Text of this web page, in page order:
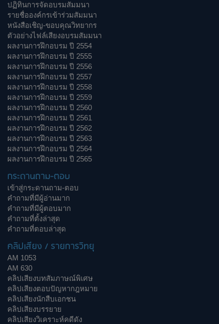
ปฏิทินการจัดอบรมสัมมนา
รายชื่อองค์กรเข้าร่วมสัมมนา
หนังสือเชิญ-ขอบคุณวิทยากร
ตัวอย่างไฟล์เสียงอบรมสัมมนา
ผลงานการฝึกอบรม ปี 2554
ผลงานการฝึกอบรม ปี 2555
ผลงานการฝึกอบรม ปี 2556
ผลงานการฝึกอบรม ปี 2557
ผลงานการฝึกอบรม ปี 2558
ผลงานการฝึกอบรม ปี 2559
ผลงานการฝึกอบรม ปี 2560
ผลงานการฝึกอบรม ปี 2561
ผลงานการฝึกอบรม ปี 2562
ผลงานการฝึกอบรม ปี 2563
ผลงานการฝึกอบรม ปี 2564
ผลงานการฝึกอบรม ปี 2565
กระดานถาม-ตอบ
เข้าสู่กระดานถาม-ตอบ
คำถามที่มีผู้อ่านมาก
คำถามที่มีผู้ตอบมาก
คำถามที่ตั้งล่าสุด
คำถามที่ตอบล่าสุด
คลิปเสียง / รายการวิทยุ
AM 1053
AM 630
คลิปเสียงบทสัมภาษณ์พิเศษ
คลิปเสียงตอบปัญหากฎหมาย
คลิปเสียงนักสืบเอกชน
คลิปเสียงบรรยาย
คลิปเสียงวิเคราะห์คดีดัง